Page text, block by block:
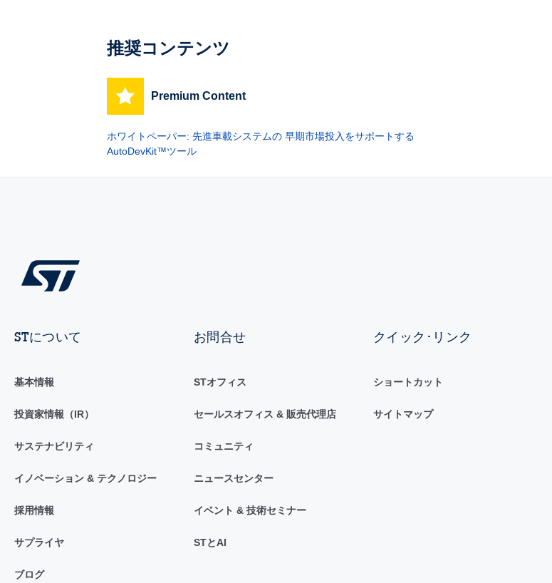
推奨コンテンツ
Premium Content
ホワイトペーパー: 先進車載システムの 早期市場投入をサポートする
AutoDevKit™ツール
STについて
基本情報
投資家情報（IR）
サステナビリティ
イノベーション & テクノロジー
採用情報
サプライヤ
ブログ
お問合せ
STオフィス
セールスオフィス & 販売代理店
コミュニティ
ニュースセンター
イベント & 技術セミナー
STとAI
クイック･リンク
ショートカット
サイトマップ